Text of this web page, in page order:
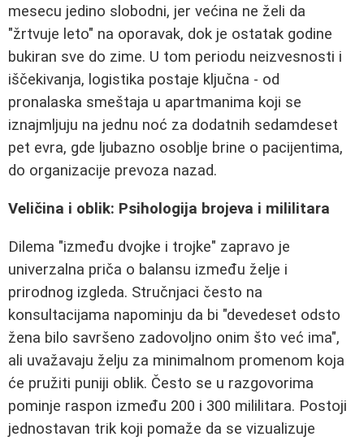
mesecu jedino slobodni, jer većina ne želi da
"žrtvuje leto" na oporavak, dok je ostatak godine
bukiran sve do zime. U tom periodu neizvesnosti i
iščekivanja, logistika postaje ključna - od
pronalaska smeštaja u apartmanima koji se
iznajmljuju na jednu noć za dodatnih sedamdeset
pet evra, gde ljubazno osoblje brine o pacijentima,
do organizacije prevoza nazad.
Veličina i oblik: Psihologija brojeva i mililitara
Dilema "između dvojke i trojke" zapravo je
univerzalna priča o balansu između želje i
prirodnog izgleda. Stručnjaci često na
konsultacijama napominju da bi "devedeset odsto
žena bilo savršeno zadovoljno onim što već ima",
ali uvažavaju želju za minimalnom promenom koja
će pružiti puniji oblik. Često se u razgovorima
pominje raspon između 200 i 300 mililitara. Postoji
jednostavan trik koji pomaže da se vizualizuje